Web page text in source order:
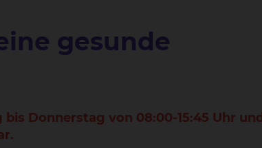
gesunde
Donnerstag von 08:00-15:45 Uhr und